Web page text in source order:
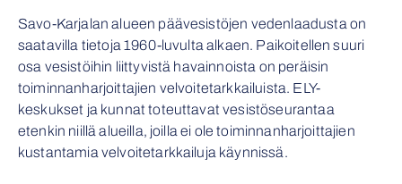
Savo-Karjalan alueen päävesistöjen vedenlaadusta on
saatavilla tietoja 1960-luvulta alkaen. Paikoitellen suuri
osa vesistöihin liittyvistä havainnoista on peräisin
toiminnanharjoittajien velvoitetarkkailuista. ELY-
keskukset ja kunnat toteuttavat vesistöseurantaa
etenkin niillä alueilla, joilla ei ole toiminnanharjoittajien
kustantamia velvoitetarkkailuja käynnissä.